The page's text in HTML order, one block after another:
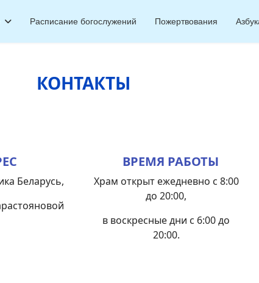
Расписание богослужений Пожертвования
КОНТАКТЫ
Беларусь,
ВРЕМЯ РАБОТЫ
Храм открыт ежедневно с 8:00
до 20:00,
в воскресные дни с 6:00 до
20:00.